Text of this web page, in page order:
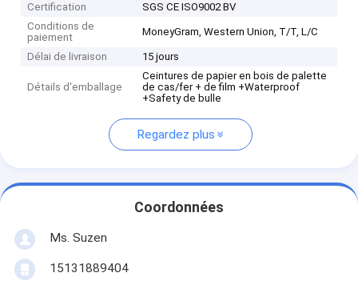
Certification
SGS CE ISO9002 BV
Conditions de
paiement
MoneyGram, Western Union, T/T, L/C
Délai de livraison 15 jours
Détails d'emballage
Ceintures de papier en bois de palette
de cas/fer + de film +Waterproof
+Safety de bulle
Regardez plus
Coordonnées
Ms. Suzen
15131889404